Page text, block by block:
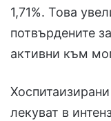
1,71%. Това
потвърдените
активни към
лекуват в